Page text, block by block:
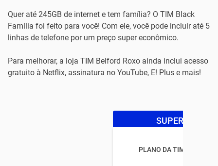
Quer até 245GB de internet e tem família? O TIM Black
Família foi feito para você! Com ele, você pode incluir até 5
linhas de telefone por um preço super econômico.
Para melhorar, a loja TIM Belford Roxo ainda inclui acesso
gratuito à Netflix, assinatura no YouTube, E! Plus e mais!
SUPER OFERTA
PLANO DA TIM BLACK